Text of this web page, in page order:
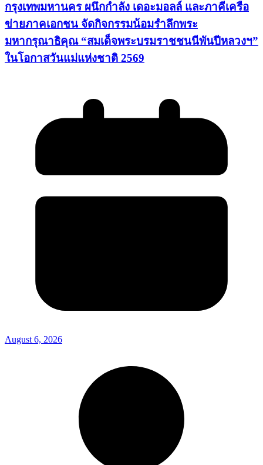
กรุงเทพมหานคร ผนึกกำลัง เดอะมอลล์ และภาคีเครือ
ข่ายภาคเอกชน จัดกิจกรรมน้อมรำลึกพระ
มหากรุณาธิคุณ “สมเด็จพระบรมราชชนนีพันปีหลวงฯ”
ในโอกาสวันแม่แห่งชาติ 2569
August 6, 2026